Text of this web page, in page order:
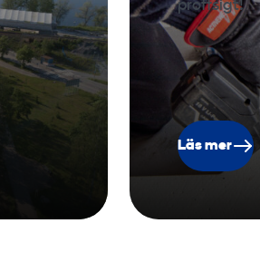
proffsigt!
Läs mer